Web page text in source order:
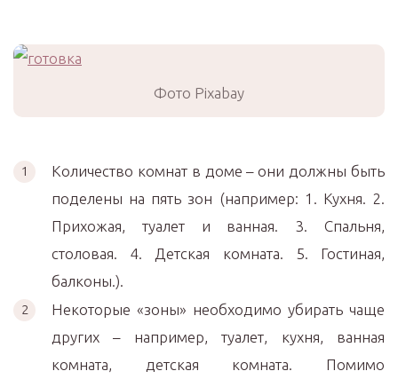
Фото Pixabay
Количество комнат в доме – они должны быть
поделены на пять зон (например: 1. Кухня. 2.
Прихожая, туалет и ванная. 3. Спальня,
столовая. 4. Детская комната. 5. Гостиная,
балконы.).
Некоторые «зоны» необходимо убирать чаще
других – например, туалет, кухня, ванная
комната, детская комната. Помимо